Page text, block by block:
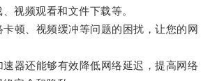
视频观看和文件下载等。
、视频缓冲等问题的困扰，让您的网
还能够有效降低网络延迟，提高网络